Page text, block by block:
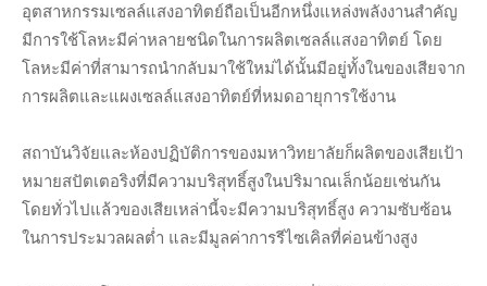
อุตสาหกรรมเซลล์แสงอาทิตย์ถือเป็นอีกหนึ่งแหล่งพลังงานสำคัญ
มีการใช้โลหะมีค่าหลายชนิดในการผลิตเซลล์แสงอาทิตย์ โดย
โลหะมีค่าที่สามารถนำกลับมาใช้ใหม่ได้นั้นมีอยู่ทั้งในของเสียจาก
การผลิตและแผงเซลล์แสงอาทิตย์ที่หมดอายุการใช้งาน
สถาบันวิจัยและห้องปฏิบัติการของมหาวิทยาลัยก็ผลิตของเสียเป้า
หมายสปัตเตอริงที่มีความบริสุทธิ์สูงในปริมาณเล็กน้อยเช่นกัน
โดยทั่วไปแล้วของเสียเหล่านี้จะมีความบริสุทธิ์สูง ความซับซ้อน
ในการประมวลผลต่ำ และมีมูลค่าการรีไซเคิลที่ค่อนข้างสูง